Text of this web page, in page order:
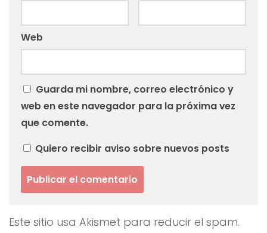
Web
Guarda mi nombre, correo electrónico y
web en este navegador para la próxima vez
que comente.
Quiero recibir aviso sobre nuevos posts
Este sitio usa Akismet para reducir el spam.